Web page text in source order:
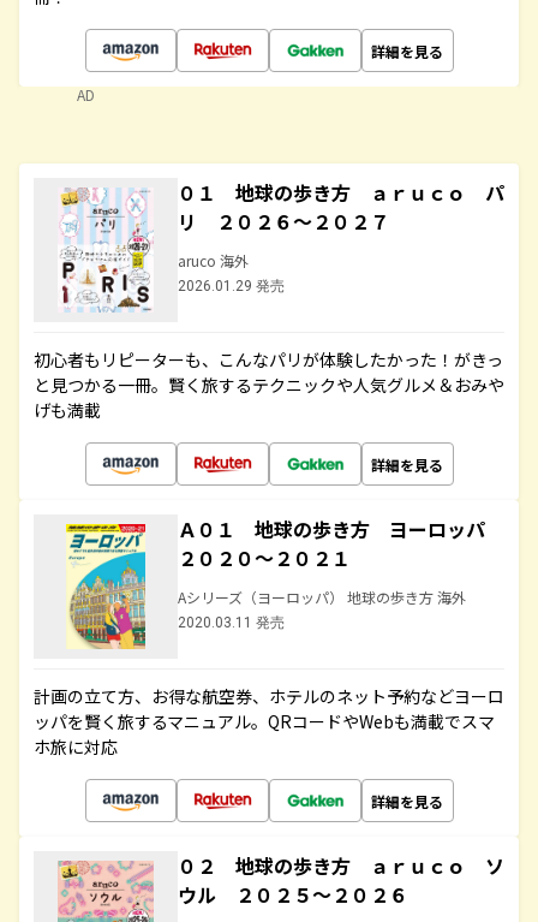
詳細を見る
AD
０１ 地球の歩き方 ａｒｕｃｏ パ
リ ２０２６～２０２７
aruco 海外
2026.01.29 発売
初心者もリピーターも、こんなパリが体験したかった！がきっ
と見つかる一冊。賢く旅するテクニックや人気グルメ＆おみや
げも満載
詳細を見る
Ａ０１ 地球の歩き方 ヨーロッパ
２０２０～２０２１
Aシリーズ（ヨーロッパ） 地球の歩き方 海外
2020.03.11 発売
計画の立て方、お得な航空券、ホテルのネット予約などヨーロ
ッパを賢く旅するマニュアル。QRコードやWebも満載でスマ
ホ旅に対応
詳細を見る
０２ 地球の歩き方 ａｒｕｃｏ ソ
ウル ２０２５～２０２６